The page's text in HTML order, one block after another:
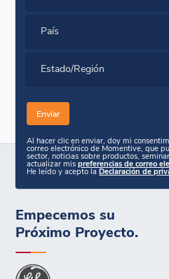
País
Estado/Región
Al hacer clic en enviar, doy mi
correo electrónico de Momentive, que
sector, noticias sobre productos,
actualizar mispreferencias de correo
He leído y acepto laDeclaración de
Empecemos su
Próximo Proyecto.